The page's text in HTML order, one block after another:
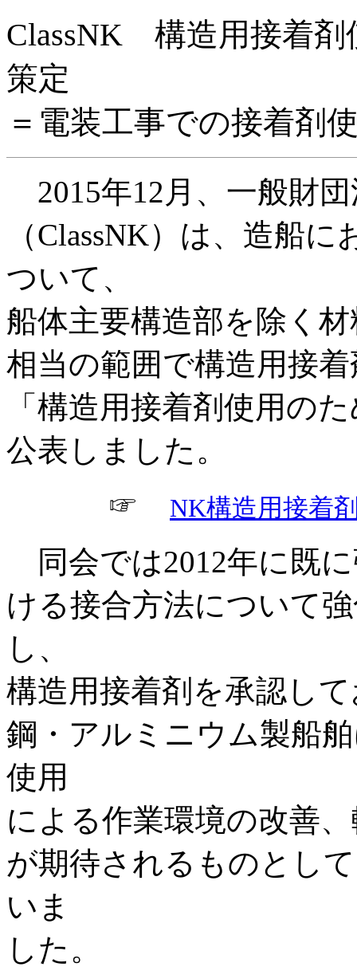
ClassNK 構造用接着剤
策定
＝電装工事での接着剤
2015年12月、一般財
（ClassNK）は、造船
ついて、
船体主要構造部を除く
相当の範囲で構造用接
「構造用接着剤使用の
公表しました。
☞
NK構造用接着
同会では2012年に既
ける接合方法について
し、
構造用接着剤を承認し
鋼・アルミニウム製船
使用
による作業環境の改善
が期待されるものとし
いま
した。